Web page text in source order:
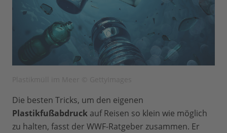
Die besten Tricks, um den eigenen
Plastikfußabdruck auf Reisen so klein wie möglich
zu halten, fasst der WWF-Ratgeber zusammen. Er